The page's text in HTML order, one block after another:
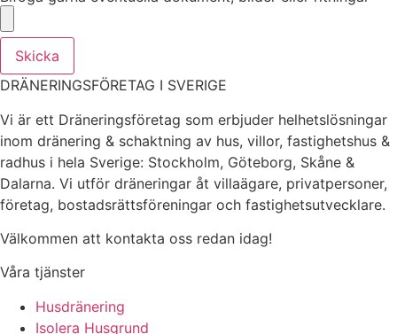
Skicka
DRÄNERINGSFÖRETAG I SVERIGE
Vi är ett Dräneringsföretag som erbjuder helhetslösningar
inom dränering & schaktning av hus, villor, fastighetshus &
radhus i hela Sverige: Stockholm, Göteborg, Skåne &
Dalarna. Vi utför dräneringar åt villaägare, privatpersoner,
företag, bostadsrättsföreningar och fastighetsutvecklare.
Välkommen att kontakta oss redan idag!
Våra tjänster
Husdränering
Isolera Husgrund